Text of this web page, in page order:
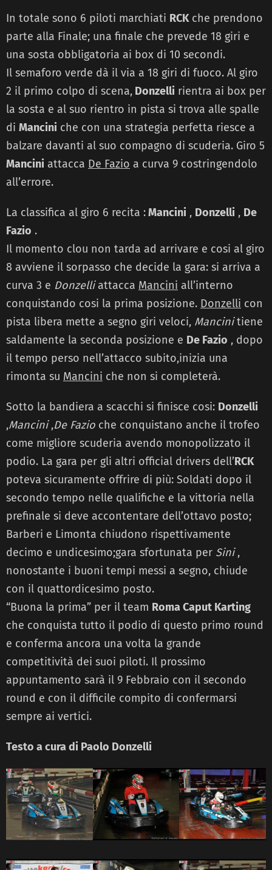
In totale sono 6 piloti marchiati RCKche prendono
parte alla Finale; una finale che prevede 18 giri e
una sosta obbligatoria ai box di 10 secondi.
Il semaforo verde dà il via a 18 giri di fuoco. Al giro
2 il primo colpo di scena, Donzelli rientra ai box per
la sosta e al suo rientro in pista si trova alle spalle
di Mancini che con una strategia perfetta riesce a
balzare davanti al suo compagno di scuderia. Giro 5
Mancini attacca De Fazio a curva 9 costringendolo
all’errore.
La classifica al giro 6 recita :Mancini , Donzelli , De
Fazio .
Il momento clou non tarda ad arrivare e cosi al giro
8 avviene il sorpasso che decide la gara: si arriva a
curva 3 e Donzelliattacca Mancini all’interno
conquistando cosi la prima posizione. Donzelli con
pista libera mette a segno giri veloci, Mancinitiene
saldamente la seconda posizione e De Fazio , dopo
il tempo perso nell’attacco subito,inizia una
rimonta su Mancini che non si completerà.
Sotto la bandiera a scacchi si finisce cosi: Donzelli
,Mancini,De Fazio che conquistano anche il trofeo
come migliore scuderia avendo monopolizzato il
podio. La gara per gli altri official drivers dell’RCK
poteva sicuramente offrire di più: Soldati dopo il
secondo tempo nelle qualifiche e la vittoria nella
prefinale si deve accontentare dell’ottavo posto;
Barberi e Limonta chiudono rispettivamente
decimo e undicesimo;gara sfortunata per Sini,
nonostante i buoni tempi messi a segno, chiude
con il quattordicesimo posto.
“Buona la prima” per il team Roma Caput Karting
che conquista tutto il podio di questo primo round
e conferma ancora una volta la grande
competitività dei suoi piloti. Il prossimo
appuntamento sarà il 9 Febbraio con il secondo
round e con il difficile compito di confermarsi
sempre ai vertici.
Testo a cura di Paolo Donzelli